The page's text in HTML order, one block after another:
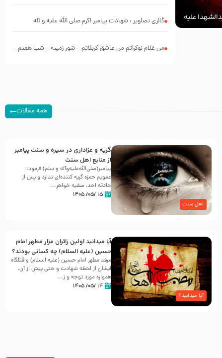
علیه
گالری تصاویر : شهادت پیامبر اکرم صلی الله علیه و آله
من غلام نوکراتم من عاشق کربلاتم – شور زمینه – شب هفتم –
همه مقالات
اهل سنت
گریه و عزاداری در سیره و سنت پیامبر
از منابع اهل سنت
پیامبر(صلی‌الله‌علیه‌وآله و سلم) فرمود:
عمویم حمزه گریه کننده‌ای ندارد و پس از
حادثه احد، صفیه خواهر...
۱۵ /۰۵/ ۱۴۰۵
آیا میدانید؟
آیا میدانید اولین زائران مزار مطهر امام
حسین (علیه السلام) چه کسانی بودند؟
مرقد مطهر امام حسین (علیه السلام) و قتلگاه
ایشان از لحظه شهادت و حتی پیش از آن،
همواره مورد توجه و ز...
۱۴ /۰۵/ ۱۴۰۵